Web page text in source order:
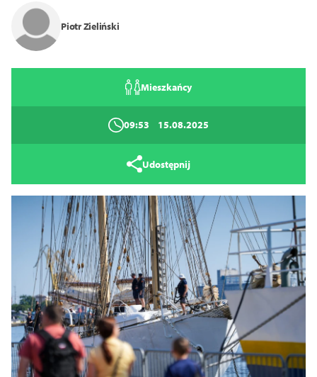
14
Piotr Zieliński
Mieszkańcy
09:53 15.08.2025
Udostępnij